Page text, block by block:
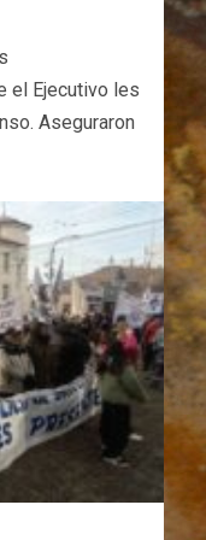
el Ejecutivo les
Aseguraron